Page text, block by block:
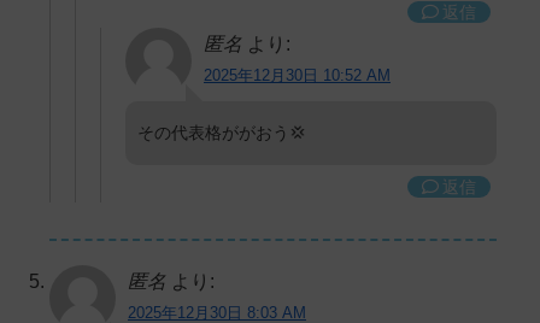
返信
匿名 より:
2025年12月30日 10:52 AM
その代表格ががおう💢
返信
匿名 より:
2025年12月30日 8:03 AM